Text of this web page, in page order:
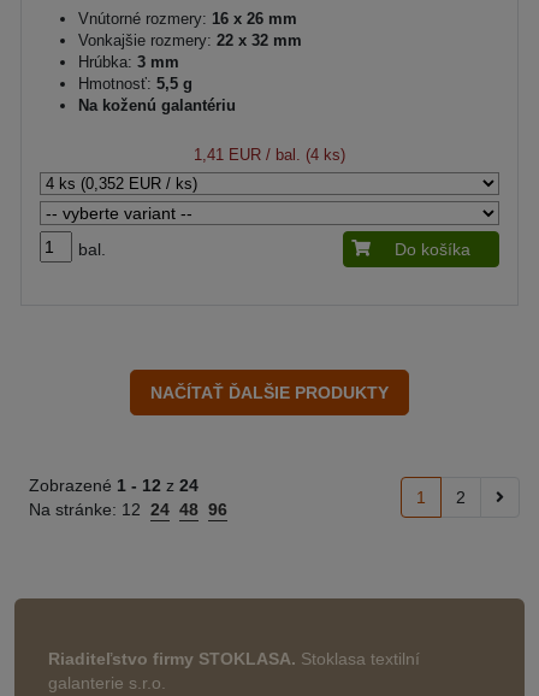
Vnútorné rozmery: 16 x 26 mm
Vonkajšie rozmery: 22 x 32 mm
Hrúbka: 3 mm
Hmotnosť: 5,5 g
Na koženú galantériu
1,41 EUR / bal. (4 ks)
bal. Do košíka
Zobrazené 1 - 12 z 24
Na stránke: 12 24 48 96
1 2
Riaditeľstvo firmy STOKLASA. Stoklasa textilní
galanterie s.r.o.